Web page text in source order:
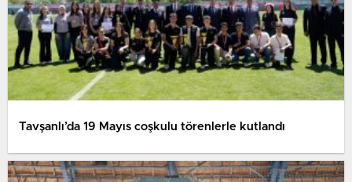
Tavşanlı’da 19 Mayıs coşkulu törenlerle kutlandı